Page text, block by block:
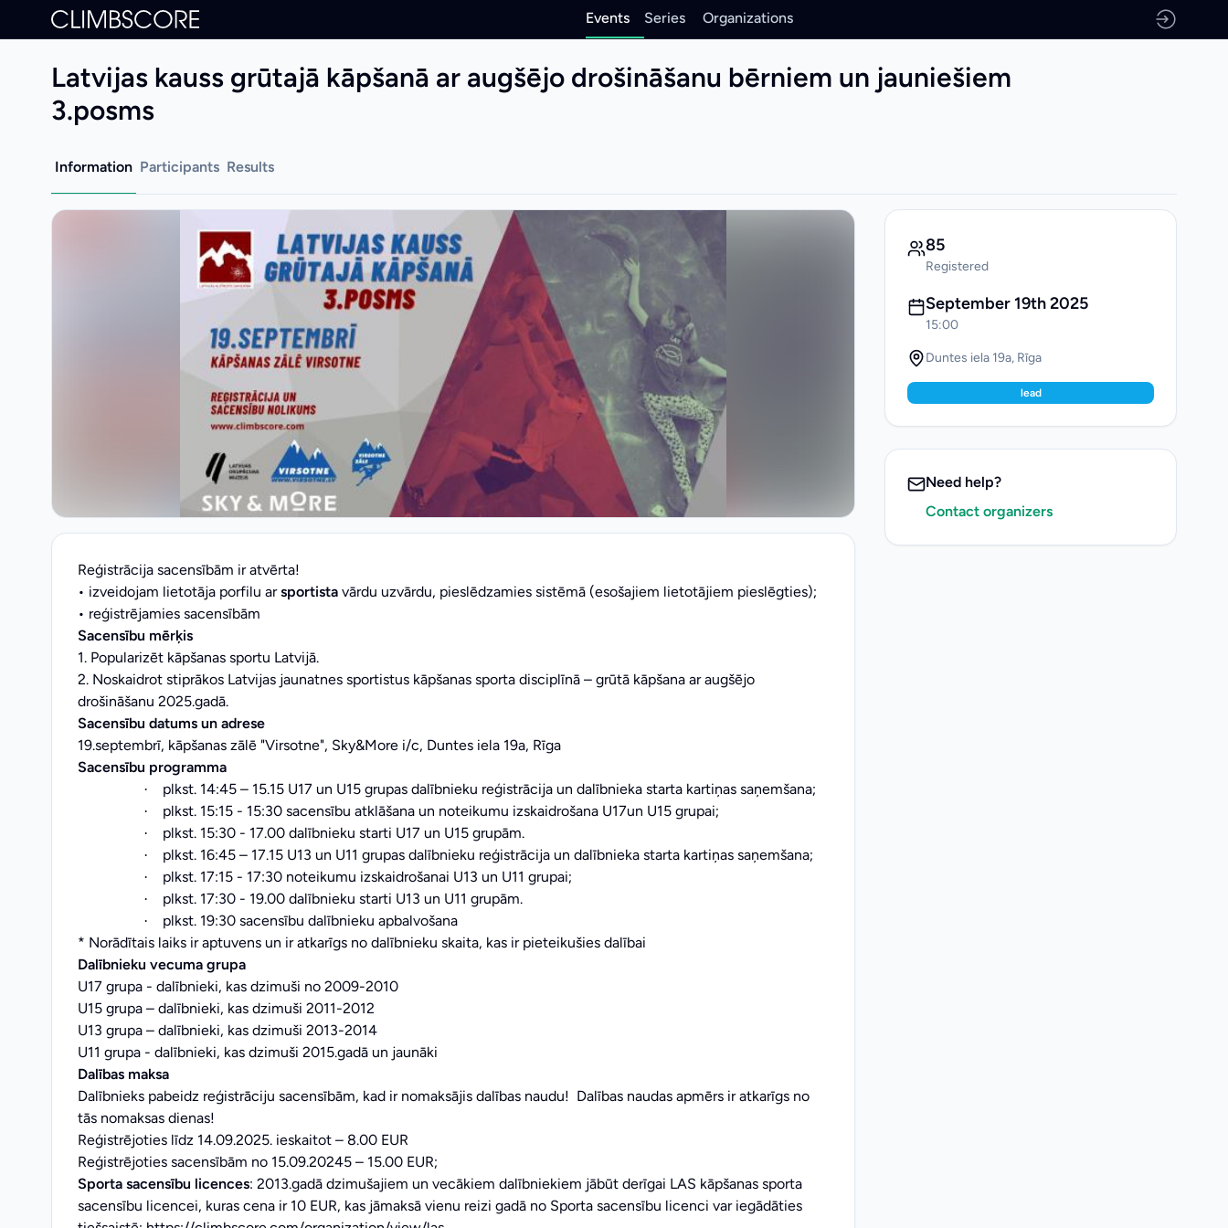
Events Series Organizations
Latvijas kauss grūtajā kāpšanā ar augšējo drošināšanu bērniem un jauniešiem
3.posms
Information Participants Results
Reģistrācija sacensībām ir atvērta!
• izveidojam lietotāja porfilu arsportista vārdu uzvārdu, pieslēdzamies sistēmā (esošajiem lietotājiem pieslēgties);
• reģistrējamies sacensībām
Sacensību mērķis
1. Popularizēt kāpšanas sportu Latvijā.
2. Noskaidrot stiprākos Latvijas jaunatnes sportistus kāpšanas sporta disciplīnā – grūtā kāpšana ar augšējo
drošināšanu 2025.gadā.
Sacensību datums un adrese
19.septembrī, kāpšanas zālē "Virsotne", Sky&More i/c, Duntes iela 19a, Rīga
Sacensību programma
· plkst. 14:45 – 15.15 U17 un U15 grupas dalībnieku reģistrācija un dalībnieka starta kartiņas saņemšana;
· plkst. 15:15 - 15:30 sacensību atklāšana un noteikumu izskaidrošana U17un U15 grupai;
· plkst. 15:30 - 17.00 dalībnieku starti U17 un U15 grupām.
· plkst. 16:45 – 17.15 U13 un U11 grupas dalībnieku reģistrācija un dalībnieka starta kartiņas saņemšana;
· plkst. 17:15 - 17:30 noteikumu izskaidrošanai U13 un U11 grupai;
· plkst. 17:30 - 19.00 dalībnieku starti U13 un U11 grupām.
·
plkst. 19:30 sacensību dalībnieku apbalvošana
* Norādītais laiks ir aptuvens un ir atkarīgs no dalībnieku skaita, kas ir pieteikušies dalībai
Dalībnieku vecuma grupa
U17 grupa - dalībnieki, kas dzimuši no 2009-2010
U15 grupa – dalībnieki, kas dzimuši 2011-2012
U13 grupa – dalībnieki, kas dzimuši 2013-2014
U11 grupa - dalībnieki, kas dzimuši 2015.gadā un jaunāki
Dalības maksa
Dalībnieks pabeidz reģistrāciju sacensībām, kad ir nomaksājis dalības naudu! Dalības naudas apmērs ir atkarīgs no
tās nomaksas dienas!
Reģistrējoties līdz 14.09.2025. ieskaitot – 8.00 EUR
Reģistrējoties sacensībām no 15.09.20245 – 15.00 EUR;
Sporta sacensību licences: 2013.gadā dzimušajiem un vecākiem dalībniekiem jābūt derīgai LAS kāpšanas sporta
sacensību licencei, kuras cena ir 10 EUR, kas jāmaksā vienu reizi gadā no Sporta sacensību licenci var iegādāties
85
Registered
September 19th 2025
15:00
Duntes iela 19a, Rīga
lead
Need help?
Contact organizers